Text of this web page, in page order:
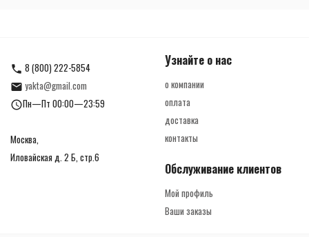
8 (800) 222-5854
yakta@gmail.com
Пн—Пт 00:00—23:59
Москва,
Иловайская д. 2 Б, стр.6
Узнайте о нас
о компании
оплата
доставка
контакты
Обслуживание клиентов
Мой профиль
Ваши заказы